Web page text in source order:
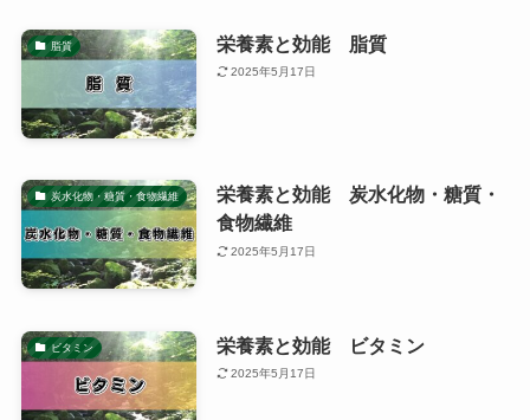
脂質 栄養素と効能 脂質
2025年5月17日
炭水化物・糖質・食物繊維
栄養素と効能 炭水化物・糖質・
食物繊維
2025年5月17日
ビタミン 栄養素と効能 ビタミン
2025年5月17日